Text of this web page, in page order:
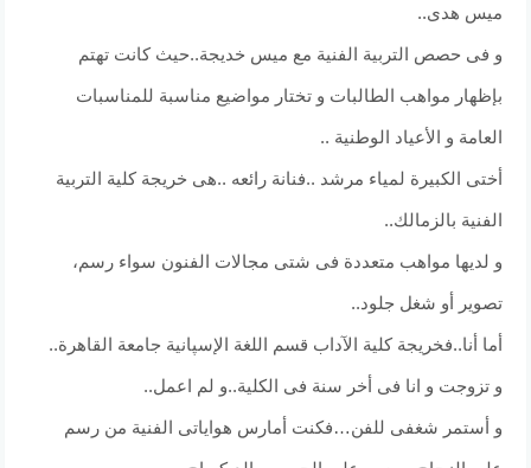
ميس هدى..
و فى حصص التربية الفنية مع ميس خديجة..حيث كانت تهتم
بإظهار مواهب الطالبات و تختار مواضيع مناسبة للمناسبات
العامة و الأعياد الوطنية ..
أختى الكبيرة لمياء مرشد ..فنانة رائعه ..هى خريجة كلية التربية
الفنية بالزمالك..
و لديها مواهب متعددة فى شتى مجالات الفنون سواء رسم،
تصوير أو شغل جلود..
أما أنا..فخريجة كلية الآداب قسم اللغة الإسپانية جامعة القاهرة..
و تزوجت و انا فى أخر سنة فى الكلية..و لم اعمل..
و أستمر شغفى للفن…فكنت أمارس هواياتى الفنية من رسم